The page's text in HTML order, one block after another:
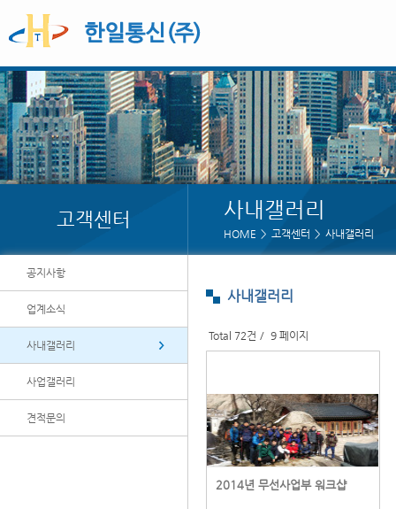
고객센터 사내갤러리
HOME 고객센터 사내갤러리
공지사항
업계소식
사내갤러리
사업갤러리
견적문의
사내갤러리
Total 72건 9 페이지
2014년 무선사업부 워크샵